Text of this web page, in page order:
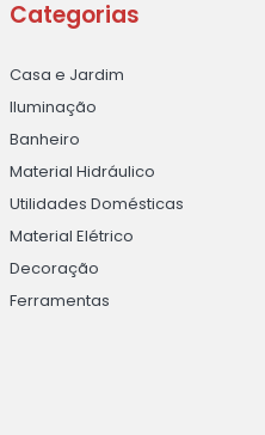
Categorias
Casa e Jardim
Iluminação
Banheiro
Material Hidráulico
Utilidades Domésticas
Material Elétrico
Decoração
Ferramentas